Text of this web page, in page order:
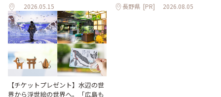
2026.05.15 長野県 [PR] 2026.08.05
【チケットプレゼント】水辺の世
界から浮世絵の世界へ。「広島も